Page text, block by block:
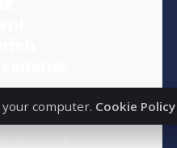
iborat
yilning 29-
computer. Cookie Policy